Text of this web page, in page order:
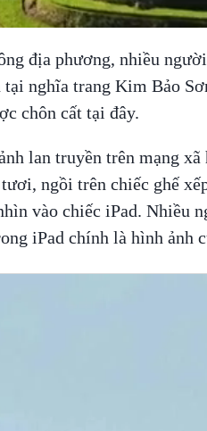
địa phương, nhiều
tại nghĩa trang Kim Bảo
chôn cất tại đây.
lan truyền trên mạng
ngồi trên chiếc ghế
vào chiếc iPad. Nhiều
iPad chính là hình ảnh